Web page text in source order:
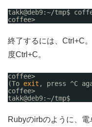
takk@deb9:~/tmp$
coffee>
終了するには、Ctrl+C
度Ctrl+C。
coffee>
(To exit , press ^C
coffee>
takk@deb9:~/tmp$
Rubyのirbのように、電